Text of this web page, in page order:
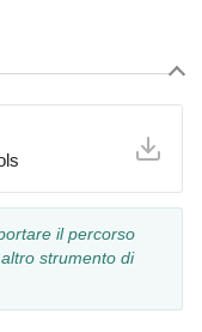
il percorso
strumento di